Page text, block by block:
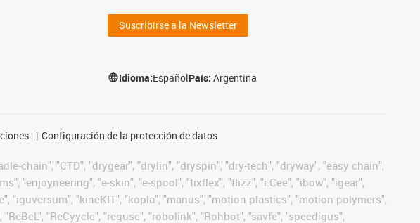
Suscribirse a la Newsletter
Idioma:EspañolPaís:Argentina
Configuración de la protección de datos
chain", "CTD", "drygear", "drylin", "dryspin", "dry-tech", "dryway", "easy chain",
"enjoyneering", "e-skin", "e-spool", "fixflex", "flizz", "i.Cee", "ibow", "igear",
"iguversum", "kineKIT", "kopla", "manus", "motion plastics", "motion polymers",
"ReCyycle", "reguse", "robolink", "Rohbot", "savfe", "speedigus",